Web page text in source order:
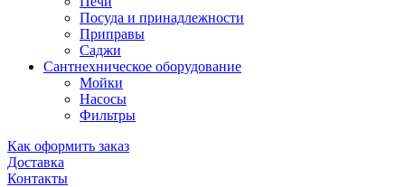
Посуда и принадлежности
Приправы
Саджи
Сантнехническое оборудование
Мойки
Насосы
Фильтры
Как оформить заказ
Доставка
Контакты